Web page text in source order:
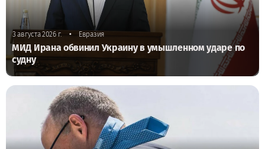
3 августа 2026 г. • Евразия
МИД Ирана обвинил Украину в умышленном ударе по
судну